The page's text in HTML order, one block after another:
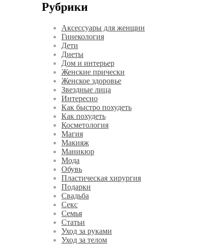
Рубрики
Аксессуары для женщин
Гинекология
Дети
Диеты
Дом и интерьер
Женские прически
Женское здоровье
Звездные лица
Интересно
Как быстро похудеть
Как похудеть
Косметология
Магия
Макияж
Маникюр
Мода
Обувь
Пластическая хирургия
Подарки
Свадьба
Секс
Семья
Статьи
Уход за руками
Уход за телом